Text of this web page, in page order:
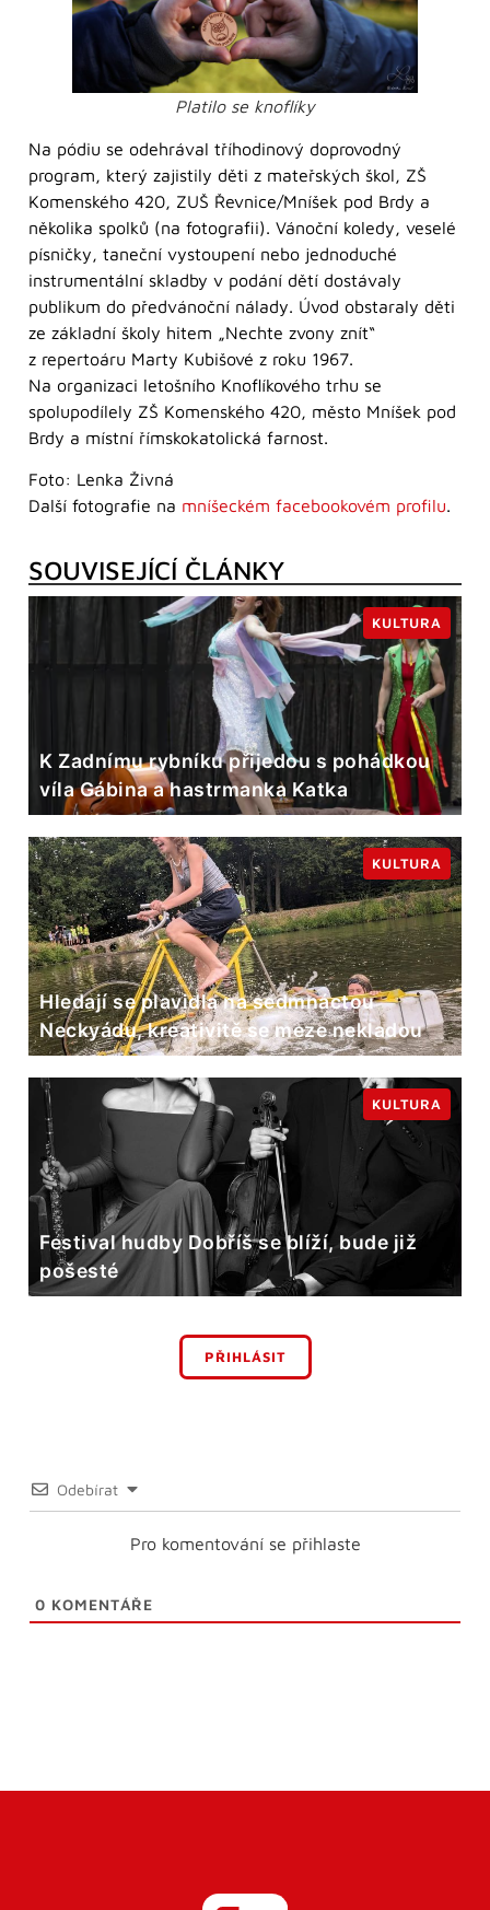
Platilo se knoflíky
Na pódiu se odehrával tříhodinový doprovodný
program, který zajistily děti z mateřských škol, ZŠ
Komenského 420, ZUŠ Řevnice/Mníšek pod Brdy a
několika spolků (na fotografii). Vánoční koledy, veselé
písničky, taneční vystoupení nebo jednoduché
instrumentální skladby v podání dětí dostávaly
publikum do předvánoční nálady. Úvod obstaraly děti
ze základní školy hitem „Nechte zvony znít“
z repertoáru Marty Kubišové z roku 1967.
Na organizaci letošního Knoflíkového trhu se
spolupodílely ZŠ Komenského 420, město Mníšek pod
Brdy a místní římskokatolická farnost.
Foto: Lenka Živná
Další fotografie na mníšeckém facebookovém profilu.
SOUVISEJÍCÍ ČLÁNKY
K Zadnímu rybníku přijedou s pohádkou
víla Gábina a hastrmanka Katka
KULTURA
Hledají se plavidla na sedmnáctou
Neckyádu, kreativitě se meze nekladou
KULTURA
Festival hudby Dobříš se blíží, bude již
pošesté
KULTURA
PŘIHLÁSIT
Odebírat
Pro komentování se přihlaste
0 KOMENTÁŘE